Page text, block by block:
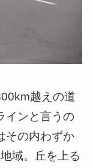
越えの道
インと言うの
その内わずか
域。丘を上る